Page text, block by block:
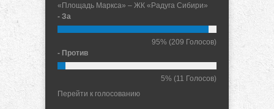
«Площадь Маркса» – ЖК «Радуга Сибири»
- За
95% (209 Голосов)
- Против
5% (11 Голосов)
Перейти к голосованию